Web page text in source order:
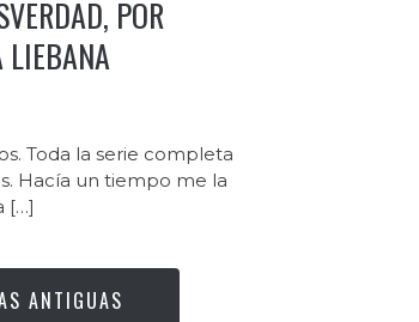
POR
LIEBANA
Toda la serie completa
Hacía un tiempo me la
[…]
ANTIGUAS